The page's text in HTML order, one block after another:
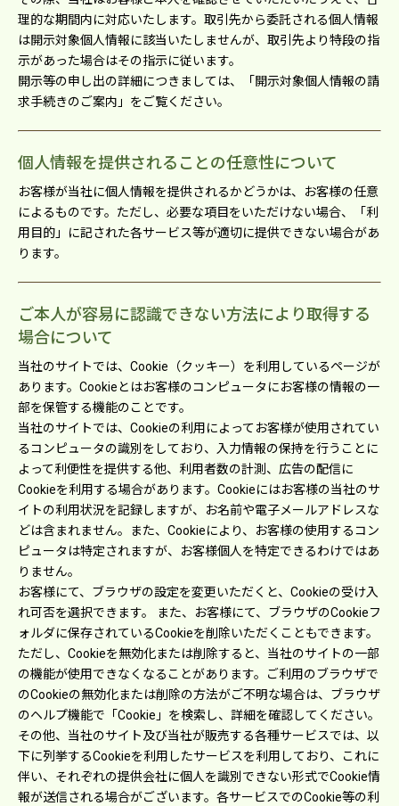
理的な期間内に対応いたします。取引先から委託される個⼈情報
は開⽰対象個⼈情報に該当いたしませんが、取引先より特段の指
⽰があった場合はその指⽰に従います。
開⽰等の申し出の詳細につきましては、「開⽰対象個⼈情報の請
求⼿続きのご案内」をご覧ください。
個⼈情報を提供されることの任意性について
お客様が当社に個⼈情報を提供されるかどうかは、お客様の任意
によるものです。ただし、必要な項⽬をいただけない場合、「利
⽤⽬的」に記された各サービス等が適切に提供できない場合があ
ります。
ご本⼈が容易に認識できない⽅法により取得する
場合について
当社のサイトでは、Cookie（クッキー）を利⽤しているページが
あります。Cookieとはお客様のコンピュータにお客様の情報の⼀
部を保管する機能のことです。
当社のサイトでは、Cookieの利⽤によってお客様が使⽤されてい
るコンピュータの識別をしており、⼊⼒情報の保持を⾏うことに
よって利便性を提供する他、利⽤者数の計測、広告の配信に
Cookieを利⽤する場合があります。Cookieにはお客様の当社のサ
イトの利⽤状況を記録しますが、お名前や電⼦メールアドレスな
どは含まれません。また、Cookieにより、お客様の使⽤するコン
ピュータは特定されますが、お客様個⼈を特定できるわけではあ
りません。
お客様にて、ブラウザの設定を変更いただくと、Cookieの受け⼊
れ可否を選択できます。 また、お客様にて、ブラウザのCookieフ
ォルダに保存されているCookieを削除いただくこともできます。
ただし、Cookieを無効化または削除すると、当社のサイトの⼀部
の機能が使⽤できなくなることがあります。ご利⽤のブラウザで
のCookieの無効化または削除の⽅法がご不明な場合は、ブラウザ
のヘルプ機能で「Cookie」を検索し、詳細を確認してください。
その他、当社のサイト及び当社が販売する各種サービスでは、以
下に列挙するCookieを利⽤したサービスを利⽤しており、これに
伴い、それぞれの提供会社に個⼈を識別できない形式でCookie情
報が送信される場合がございます。各サービスでのCookie等の利